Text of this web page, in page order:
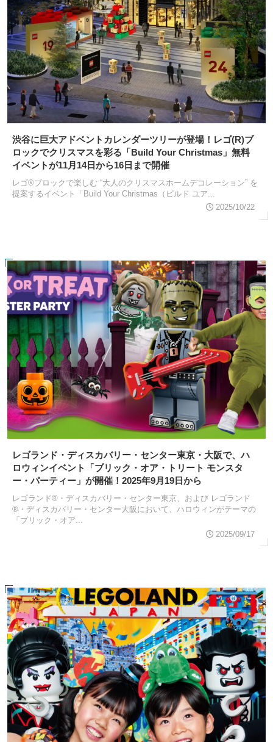
渋谷に巨大アドベントカレンダーツリーが登場！レゴ(R)ブ
ロックでクリスマスを彩る「Build Your Christmas」無料
イベントが11月14日から16日まで開催
レゴ®ブロックで楽しむ “大人のクリスマスホームデコレーション” を
提案するイベント「Build Your Christmas（ビルド ユア...
2025/10/22
レゴランド・ディスカバリー・センター東京・大阪で、ハ
ロウィンイベント「ブリック・オア・トリート モンスタ
ー・パーティー」が開催！2025年9月19日から
レゴランド®・ディスカバリー・センター東京、および レゴランド
®・ディスカバリー・センター大阪において、ハロウィンがテーマの
「ブリック・オア...
2025/09/17